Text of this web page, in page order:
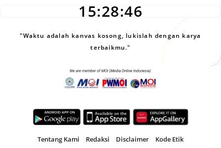
15:28:46
"Waktu adalah kanvas kosong, lukislah dengan karya
terbaikmu."
Tentang Kami Redaksi Disclaimer
Kode Etik